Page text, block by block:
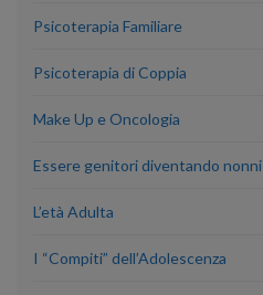
Psicoterapia Familiare
Psicoterapia di Coppia
Make Up e Oncologia
Essere genitori diventando nonni
L’età Adulta
I “Compiti” dell’Adolescenza